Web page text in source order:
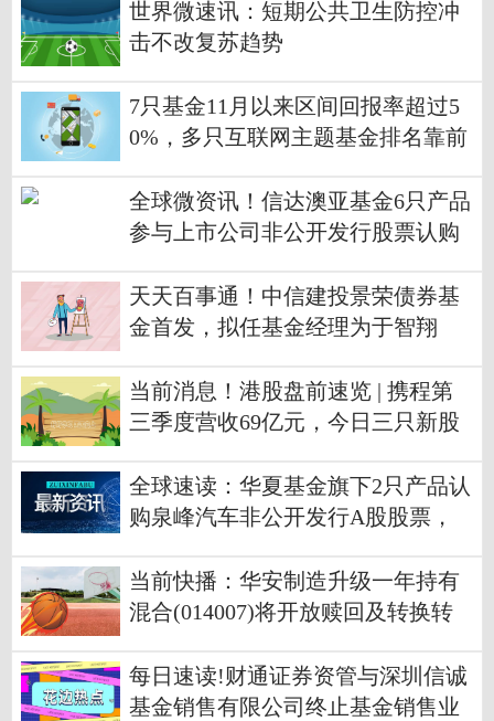
世界微速讯：短期公共卫生防控冲
击不改复苏趋势
7只基金11月以来区间回报率超过5
0%，多只互联网主题基金排名靠前
全球微资讯！信达澳亚基金6只产品
参与上市公司非公开发行股票认购
天天百事通！中信建投景荣债券基
金首发，拟任基金经理为于智翔
当前消息！港股盘前速览 | 携程第
三季度营收69亿元，今日三只新股
全球速读：华夏基金旗下2只产品认
购泉峰汽车非公开发行A股股票，
当前快播：华安制造升级一年持有
混合(014007)将开放赎回及转换转
每日速读!财通证券资管与深圳信诚
基金销售有限公司终止基金销售业